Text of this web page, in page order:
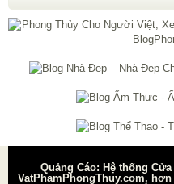
Quảng Cáo: Hệ thống
VatPhamPhongThuy.com,